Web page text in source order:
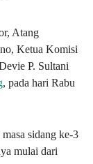
Atang
Ketua Komisi
P. Sultani
, pada hari Rabu
sidang ke-3
mulai dari